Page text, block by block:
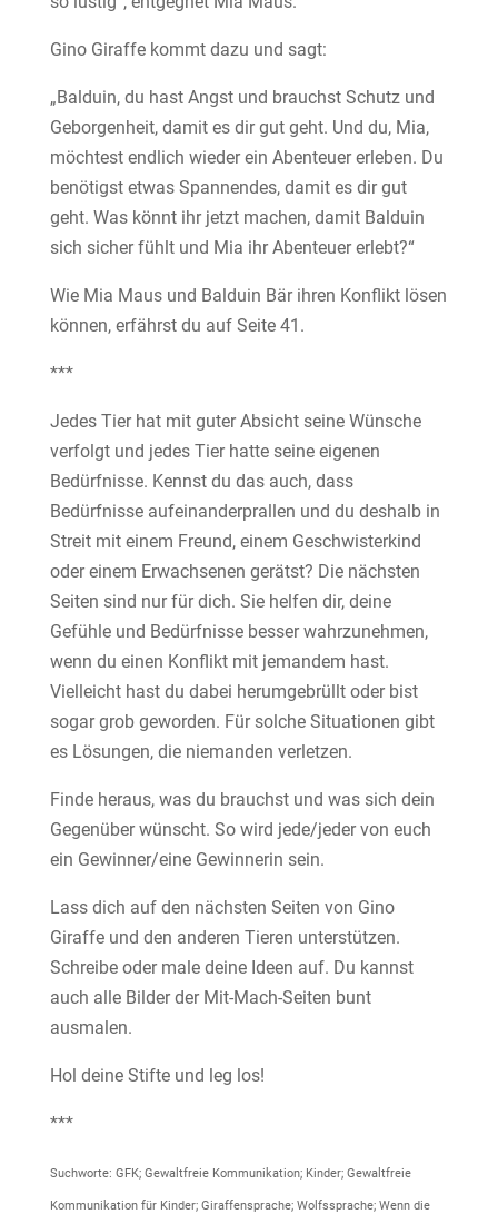
Gino Giraffe kommt dazu und sagt:
„Balduin, du hast Angst und brauchst Schutz und
Geborgenheit, damit es dir gut geht. Und du, Mia,
möchtest endlich wieder ein Abenteuer erleben. Du
benötigst etwas Spannendes, damit es dir gut
geht. Was könnt ihr jetzt machen, damit Balduin
sich sicher fühlt und Mia ihr Abenteuer erlebt?“
Wie Mia Maus und Balduin Bär ihren Konflikt lösen
können, erfährst du auf Seite 41.
***
Jedes Tier hat mit guter Absicht seine Wünsche
verfolgt und jedes Tier hatte seine eigenen
Bedürfnisse. Kennst du das auch, dass
Bedürfnisse aufeinanderprallen und du deshalb in
Streit mit einem Freund, einem Geschwisterkind
oder einem Erwachsenen gerätst? Die nächsten
Seiten sind nur für dich. Sie helfen dir, deine
Gefühle und Bedürfnisse besser wahrzunehmen,
wenn du einen Konflikt mit jemandem hast.
Vielleicht hast du dabei herumgebrüllt oder bist
sogar grob geworden. Für solche Situationen gibt
es Lösungen, die niemanden verletzen.
Finde heraus, was du brauchst und was sich dein
Gegenüber wünscht. So wird jede/jeder von euch
ein Gewinner/eine Gewinnerin sein.
Lass dich auf den nächsten Seiten von Gino
Giraffe und den anderen Tieren unterstützen.
Schreibe oder male deine Ideen auf. Du kannst
auch alle Bilder der Mit-Mach-Seiten bunt
ausmalen.
Hol deine Stifte und leg los!
***
Suchworte: GFK; Gewaltfreie Kommunikation; Kinder; Gewaltfreie
Kommunikation für Kinder; Giraffensprache; Wolfssprache; Wenn die